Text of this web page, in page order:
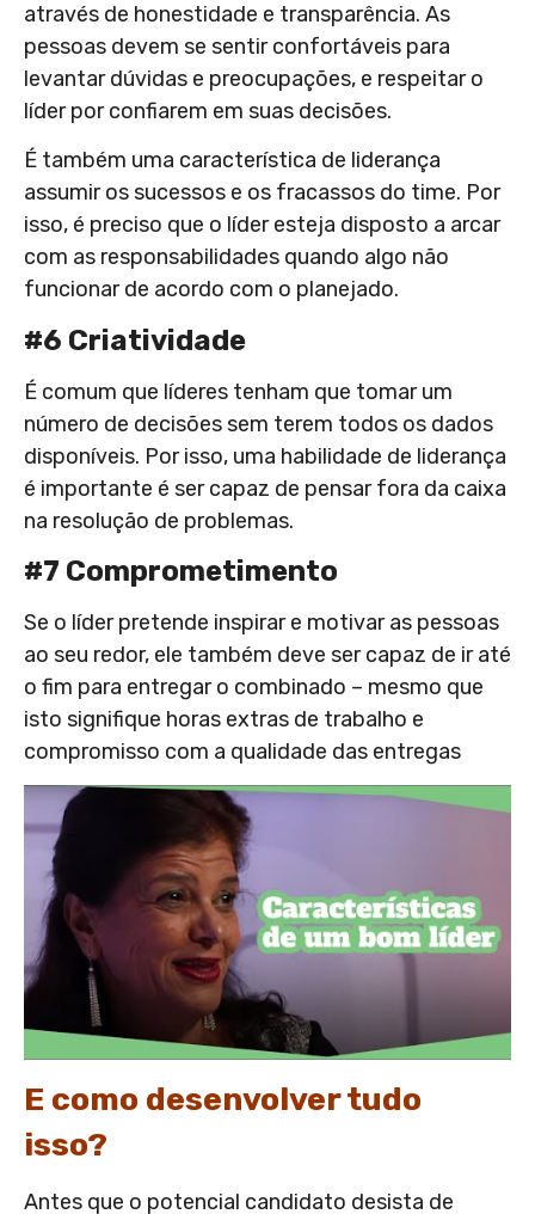
através de honestidade e transparência. As
pessoas devem se sentir confortáveis para
levantar dúvidas e preocupações, e respeitar o
líder por confiarem em suas decisões.
É também uma característica de liderança
assumir os sucessos e os fracassos do time. Por
isso, é preciso que o líder esteja disposto a arcar
com as responsabilidades quando algo não
funcionar de acordo com o planejado.
#6 Criatividade
É comum que líderes tenham que tomar um
número de decisões sem terem todos os dados
disponíveis. Por isso, uma habilidade de liderança
é importante é ser capaz de pensar fora da caixa
na resolução de problemas.
#7 Comprometimento
Se o líder pretende inspirar e motivar as pessoas
ao seu redor, ele também deve ser capaz de ir até
o fim para entregar o combinado – mesmo que
isto signifique horas extras de trabalho e
compromisso com a qualidade das entregas
E como desenvolver tudo
isso?
Antes que o potencial candidato desista de